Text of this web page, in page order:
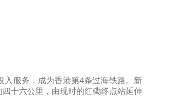
入服务，成为香港第4条过海铁路。新
十六公里，由现时的红磡终点站延伸